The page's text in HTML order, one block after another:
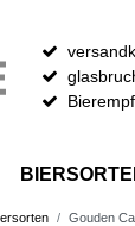
Gouden